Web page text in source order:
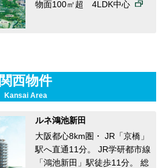
物面100㎡超 4LDK中心
関西物件
Kansai Area
ルネ鴻池新田
大阪都心8km圏・ JR「京橋」
駅へ直通11分。 JR学研都市線
「鴻池新田」駅徒歩11分。 総